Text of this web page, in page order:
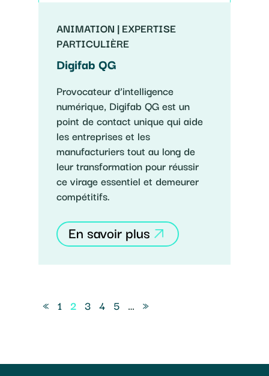
ANIMATION | EXPERTISE
PARTICULIÈRE
Digifab QG
Provocateur d’intelligence
numérique, Digifab QG est un
point de contact unique qui aide
les entreprises et les
manufacturiers tout au long de
leur transformation pour réussir
ce virage essentiel et demeurer
compétitifs.
En savoir plus
« 1 2 3 4 5 … »